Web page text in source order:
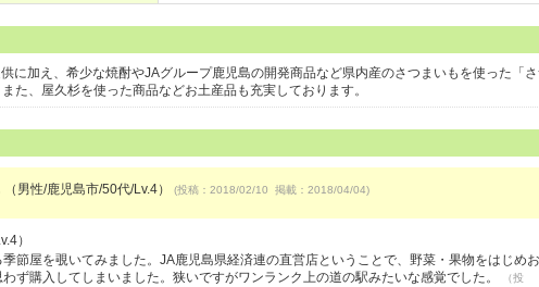
に加え、希少な焼酎やJAグループ鹿児島の開発商品など県内産のさつまいもを使った「さ
た、屋久杉を使った商品などお土産品も充実しております。
（男性/鹿児島市/50代/Lv.4） (投稿：2018/02/10 掲載：2018/04/04)
）
節屋を覗いてみました。JA鹿児島県経済連の直営店ということで、野菜・果物をはじめ
ず購入してしまいました。狭いですがワンランク上の道の駅みたいな感覚でした。
（投